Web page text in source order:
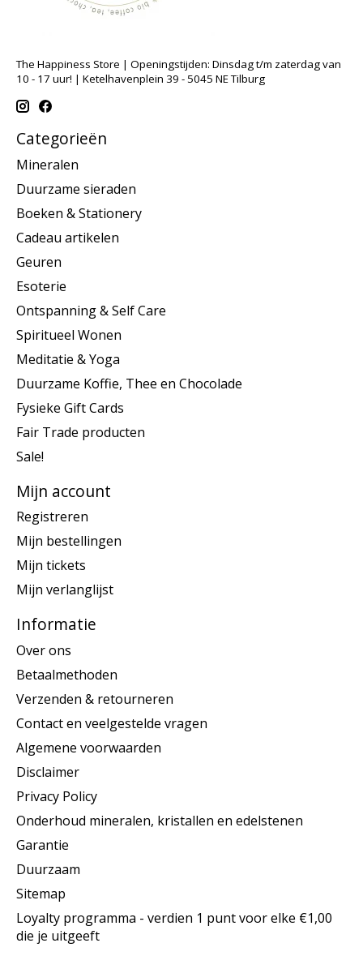
The Happiness Store | Openingstijden: Dinsdag t/m zaterdag van
10 - 17 uur! | Ketelhavenplein 39 - 5045 NE Tilburg
Categorieën
Mineralen
Duurzame sieraden
Boeken & Stationery
Cadeau artikelen
Geuren
Esoterie
Ontspanning & Self Care
Spiritueel Wonen
Meditatie & Yoga
Duurzame Koffie, Thee en Chocolade
Fysieke Gift Cards
Fair Trade producten
Sale!
Mijn account
Registreren
Mijn bestellingen
Mijn tickets
Mijn verlanglijst
Informatie
Over ons
Betaalmethoden
Verzenden & retourneren
Contact en veelgestelde vragen
Algemene voorwaarden
Disclaimer
Privacy Policy
Onderhoud mineralen, kristallen en edelstenen
Garantie
Duurzaam
Sitemap
Loyalty programma - verdien 1 punt voor elke €1,00
die je uitgeeft